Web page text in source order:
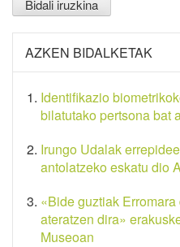
AZKEN BIDALKETAK
Identifikazio
bilatutako pertsona bat
Irungo Udalak
antolatzeko eskatu dio
«Bide guztiak
ateratzen dira»
Museoan